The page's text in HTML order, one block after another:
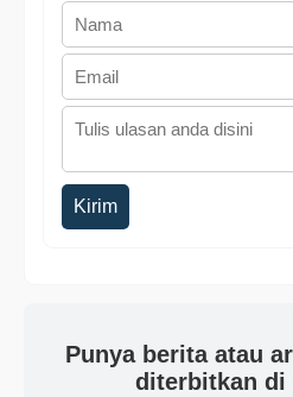
Kirim
Punya berita atau
diterbitkan di